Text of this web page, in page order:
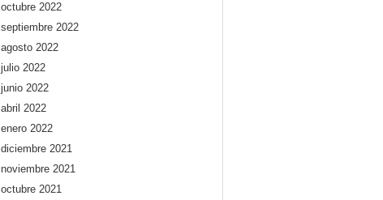
octubre 2022
septiembre 2022
agosto 2022
julio 2022
junio 2022
abril 2022
enero 2022
diciembre 2021
noviembre 2021
octubre 2021